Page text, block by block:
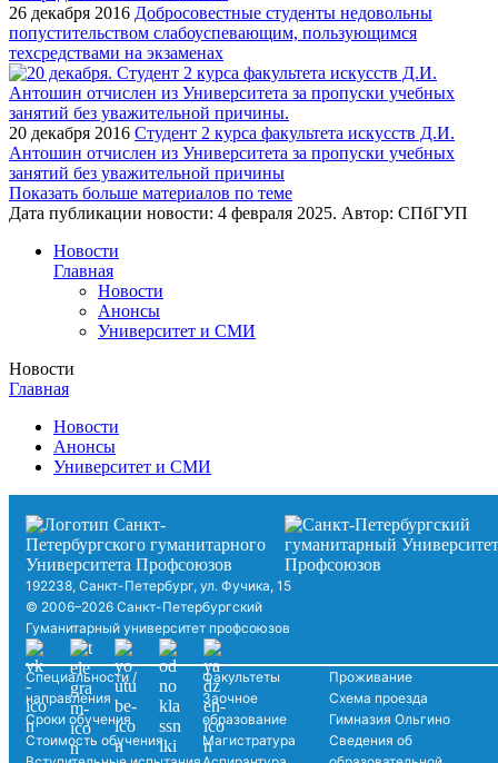
26 декабря 2016 Добросовестные студенты недовольны
попустительством слабоуспевающим, пользующимся
техсредствами на экзаменах
20 декабря 2016 Студент 2 курса факультета искусств Д.И.
Антошин отчислен из Университета за пропуски учебных
занятий без уважительной причины
Показать больше материалов по теме
Дата публикации новости: 4 февраля 2025. Автор: СПбГУП
Новости
Главная
Новости
Анонсы
Университет и СМИ
Новости
Главная
Новости
Анонсы
Университет и СМИ
192238, Санкт-Петербург, ул. Фучика, 15
© 2006–2026 Санкт-Петербургский
Гуманитарный университет профсоюзов
Специальности /
направления
Сроки обучения
Стоимость обучения
Факультеты
Заочное
образование
Магистратура
Проживание
Схема проезда
Гимназия Ольгино
Сведения об